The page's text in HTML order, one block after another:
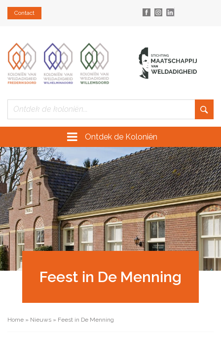
Contact
Ontdek de Koloniën
Feest in De Menning
Home » Nieuws » Feest in De Menning